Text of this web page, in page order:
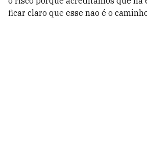
ficar claro que esse não é o